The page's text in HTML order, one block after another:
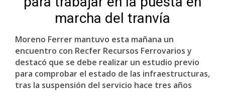
marcha del tranvía
Moreno Ferrer mantuvo esta mañana un
encuentro con Recfer Recursos Ferrovarios y
destacó que se debe realizar un estudio previo
para comprobar el estado de las infraestructuras,
tras la suspensión del servicio hace tres años